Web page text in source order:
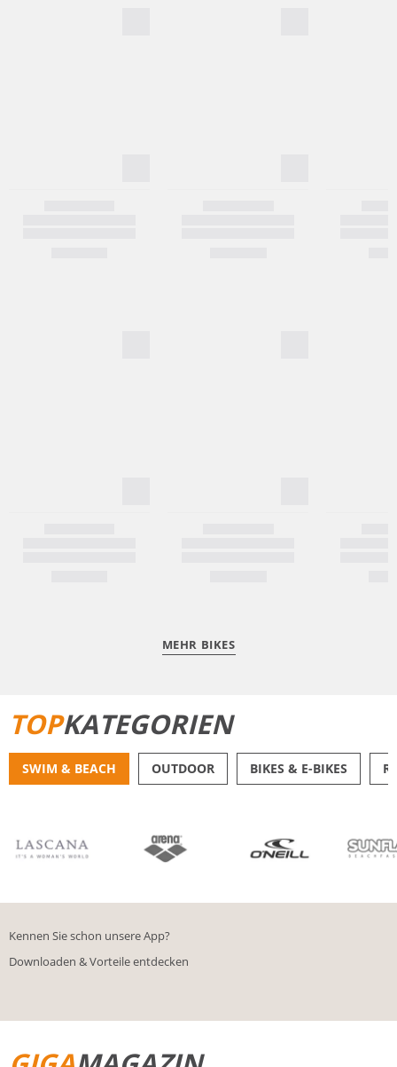
MEHR BIKES
TOPKATEGORIEN
SWIM & BEACH OUTDOOR BIKES & E-BIKES
Kennen Sie schon unsere App?
Downloaden & Vorteile entdecken